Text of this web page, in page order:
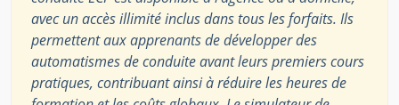
avec un accès illimité inclus dans tous les forfaits. Ils
permettent aux apprenants de développer des
automatismes de conduite avant leurs premiers cours
pratiques, contribuant ainsi à réduire les heures de